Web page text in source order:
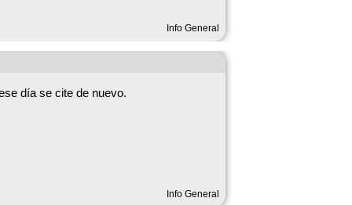
juntos, desde los más pequeños hasta
Info General
día se cite de nuevo.
Info General